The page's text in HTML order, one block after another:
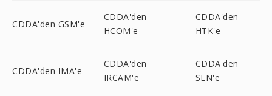
CDDA'den GSM'e
CDDA'den
HCOM'e
CDDA'den
HTK'e
CDDA'den IMA'e
CDDA'den
IRCAM'e
CDDA'den
SLN'e